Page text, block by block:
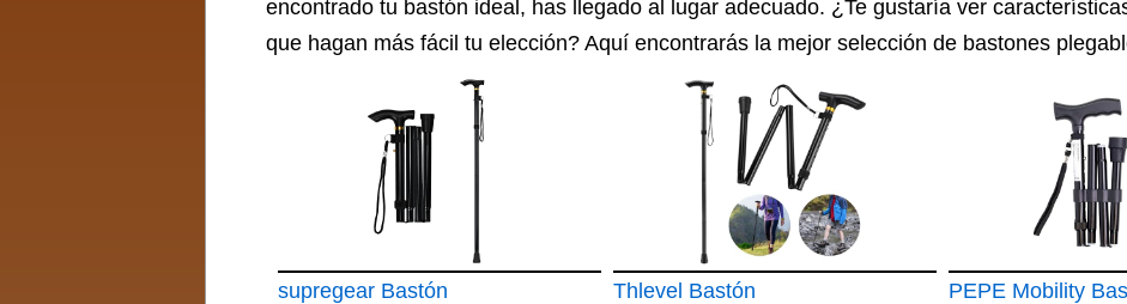
encontrado tu bastón ideal, has llegado al lugar adecuado. ¿Te gustaría ver
que hagan más fácil tu elección? Aquí encontrarás la mejor selección de bastones
supregear Bastón
Thlevel Bastón
PEPE Mobility